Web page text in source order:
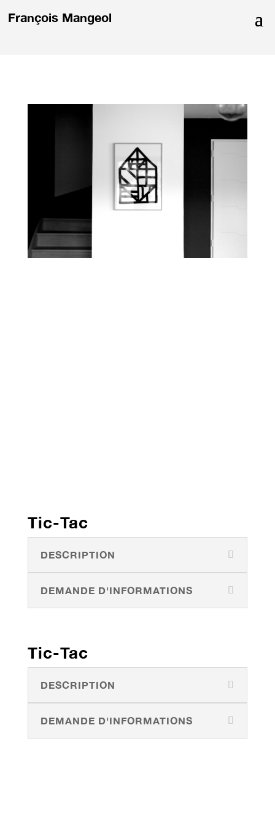
François Mangeol
Tic-Tac
DESCRIPTION
DEMANDE D'INFORMATIONS
Tic-Tac
DESCRIPTION
DEMANDE D'INFORMATIONS